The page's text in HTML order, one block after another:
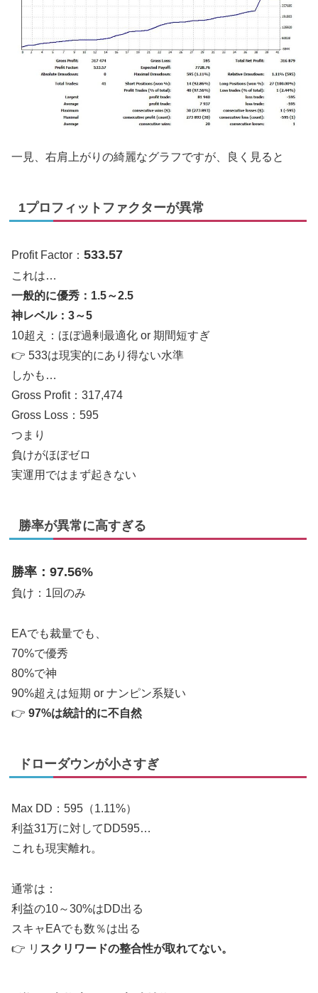
一見、右肩上がりの綺麗なグラフですが、良く見ると
1プロフィットファクターが異常
Profit Factor： 533.57
これは…
一般的に優秀：1.5～2.5
神レベル：3～5
10超え：ほぼ過剰最適化 or 期間短すぎ
👉 533は現実的にあり得ない水準
しかも…
Gross Profit：317,474
Gross Loss：595
つまり
負けがほぼゼロ
実運用ではまず起きない
勝率が異常に高すぎる
勝率：97.56%
負け：1回のみ
EAでも裁量でも、
70%で優秀
80%で神
90%超えは短期 or ナンピン系疑い
👉 97%は統計的に不自然
ドローダウンが小さすぎ
Max DD：595（1.11%）
利益31万に対してDD595…
これも現実離れ。
通常は：
利益の10～30%はDD出る
スキャEAでも数％は出る
👉 リ スクリワードの整合性が取れてない。